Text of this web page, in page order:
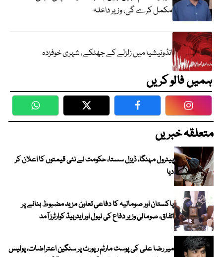
مکمل کرے گی، وزیر داخلہ
انڈونیشیا میں زلزلے کے جھٹکے، شہری خوفزدہ
ہمیں فالو کریں
WhatsApp Twitter Facebook
متعلقہ خبریں
پیٹرول مہنگا، ڈیزل سستا، حکومت نے نئی قیمتوں کا اعلان کر
دیا
پاکستان اور صومالیہ کا دفاعی تعاون مزید مضبوط بنانے پر
اتفاق، صومالی وزیر دفاع کی نیول اور ایئرہیڈ کوارٹرز آمد
میر رضا علی کی پوسٹ مارٹم رپورٹ پر سنگین اعتراضات، پولیس